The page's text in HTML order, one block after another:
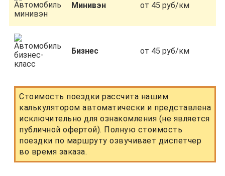
Минивэн от 45 руб/км
Бизнес от 45 руб/км
Стоимость поездки рассчита нашим
калькулятором автоматически и представлена
исключительно для ознакомления (не является
публичной офертой). Полную стоимость
поездки по маршруту озвучивает диспетчер
во время заказа.